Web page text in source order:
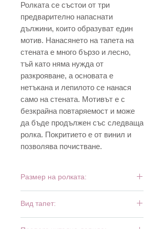
Ролката се състои от три
предварително напаснати
дължини, които образуват един
мотив. Нанасянето на тапета на
стената е много бързо и лесно,
тъй като няма нужда от
разкрояване, а основата е
нетъкана и лепилото се нанася
само на стената. Мотивът е с
безкрайна повтаряемост и може
да бъде продължен със следваща
ролка. Покритието е от винил и
позволява почистване.
Размер на ролката:
Вид тапет: